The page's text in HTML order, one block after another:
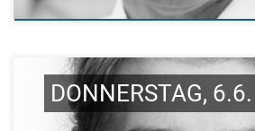
DONNERSTAG, 6.6.